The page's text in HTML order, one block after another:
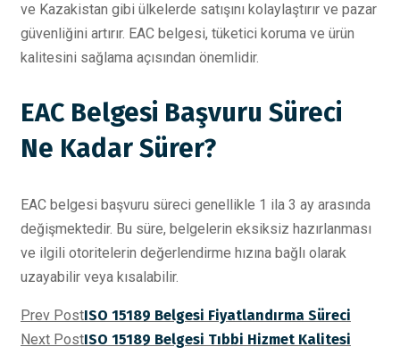
ve Kazakistan gibi ülkelerde satışını kolaylaştırır ve pazar
güvenliğini artırır. EAC belgesi, tüketici koruma ve ürün
kalitesini sağlama açısından önemlidir.
EAC Belgesi Başvuru Süreci
Ne Kadar Sürer?
EAC belgesi başvuru süreci genellikle 1 ila 3 ay arasında
değişmektedir. Bu süre, belgelerin eksiksiz hazırlanması
ve ilgili otoritelerin değerlendirme hızına bağlı olarak
uzayabilir veya kısalabilir.
Prev PostISO 15189 Belgesi Fiyatlandırma Süreci
Next PostISO 15189 Belgesi Tıbbi Hizmet Kalitesi